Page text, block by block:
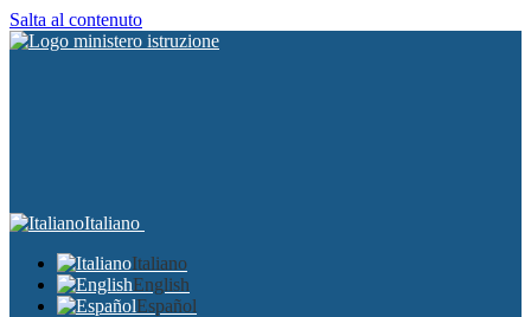
Salta al contenuto
Italiano
Italiano
English
Español